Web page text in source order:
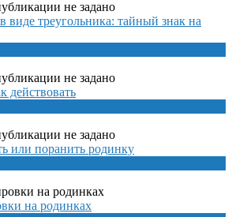
виде треугольника: тайный знак на
действовать
или поранить родинку
на родинках